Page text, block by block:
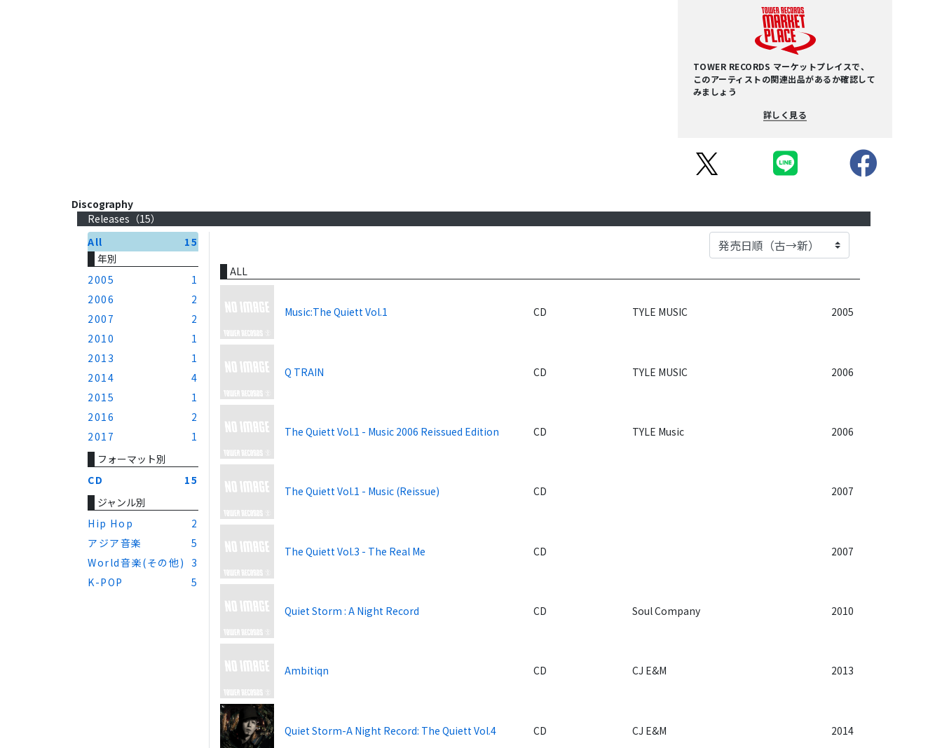
TOWER RECORDS マーケットプレイスで、
このアーティストの関連出品があるか確認して
みましょう
詳しく見る
Discography
Releases（15）
All
15
年別
2005
1
2006
2
2007
2
2010
1
2013
1
2014
4
2015
1
2016
2
2017
1
フォーマット別
CD
15
ジャンル別
Hip Hop
2
アジア音楽
5
World音楽(その他)
3
K-POP
5
ALL
Music:The Quiett Vol.1 CD TYLE MUSIC 2005
Q TRAIN CD TYLE MUSIC 2006
The Quiett Vol.1 - Music 2006 Reissued Edition CD TYLE Music 2006
The Quiett Vol.1 - Music (Reissue) CD 2007
The Quiett Vol.3 - The Real Me CD 2007
Quiet Storm : A Night Record CD Soul Company 2010
Ambitiqn CD CJ E&M 2013
Quiet Storm-A Night Record: The Quiett Vol.4 CD CJ E&M 2014